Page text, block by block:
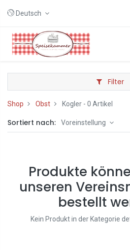
Deutsch
Filter
Shop Obst Kogler - 0 Artikel
Sortiert nach: Voreinstellung
Produkte
unseren
bestellt
Kein Produkt in der Kategorie